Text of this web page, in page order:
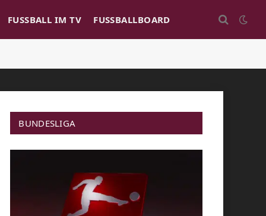
FUSSBALL IM TV FUSSBALLBOARD
BUNDESLIGA